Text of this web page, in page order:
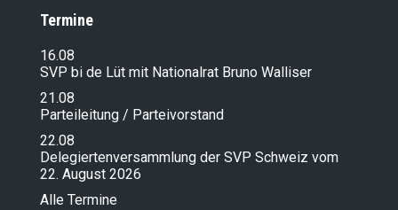
Termine
16.08
SVP bi de Lüt mit Nationalrat Bruno Walliser
21.08
Parteileitung / Parteivorstand
22.08
Delegiertenversammlung der SVP Schweiz vom
22. August 2026
Alle Termine